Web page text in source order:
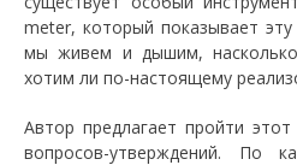
meter, который показывает
мы живем и дышим,
хотим ли по-настоящему
Автор предлагает пройти
вопросов-утверждений. По